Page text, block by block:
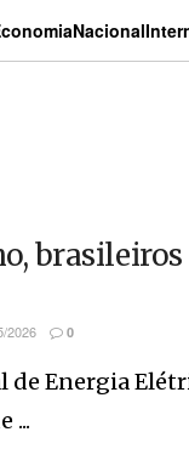
Nacional
2026 0
de Energia
...